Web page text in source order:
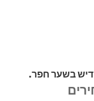
בשער חפר.